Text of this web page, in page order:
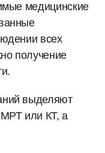
медицинские
всех
получение
выделяют
или КТ, а